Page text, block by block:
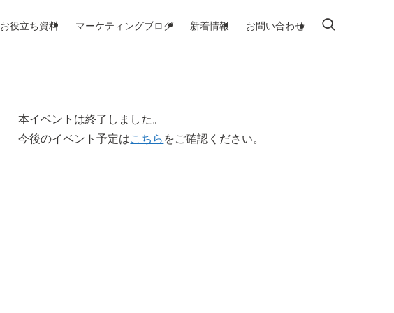
お役立ち資料 マーケティングブログ 新着情報 お問い合わせ
本イベントは終了しました。
今後のイベント予定はこちらをご確認ください。